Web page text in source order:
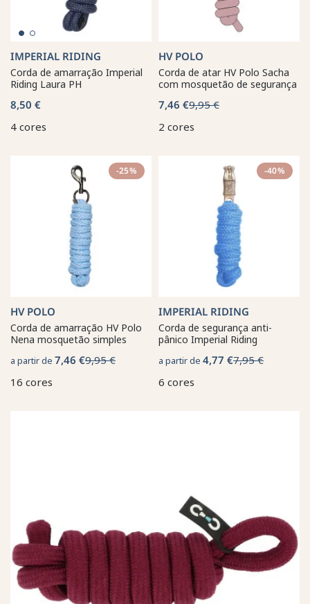
IMPERIAL RIDING
Corda de amarração Imperial
Riding Laura PH
8,50 €
4 cores
HV POLO
Corda de atar HV Polo Sacha
com mosquetão de segurança
7,46 €9,95 €
2 cores
-25%
HV POLO
Corda de amarração HV Polo
Nena mosquetão simples
a partir de 7,46 €9,95 €
16 cores
-40%
IMPERIAL RIDING
Corda de segurança anti-
pânico Imperial Riding
a partir de 4,77 €7,95 €
6 cores